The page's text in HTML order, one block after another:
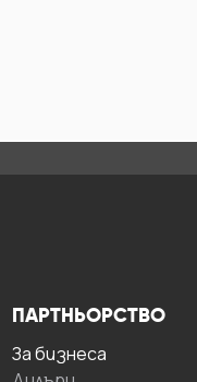
ПАРТНЬОРСТВО
За бизнесa